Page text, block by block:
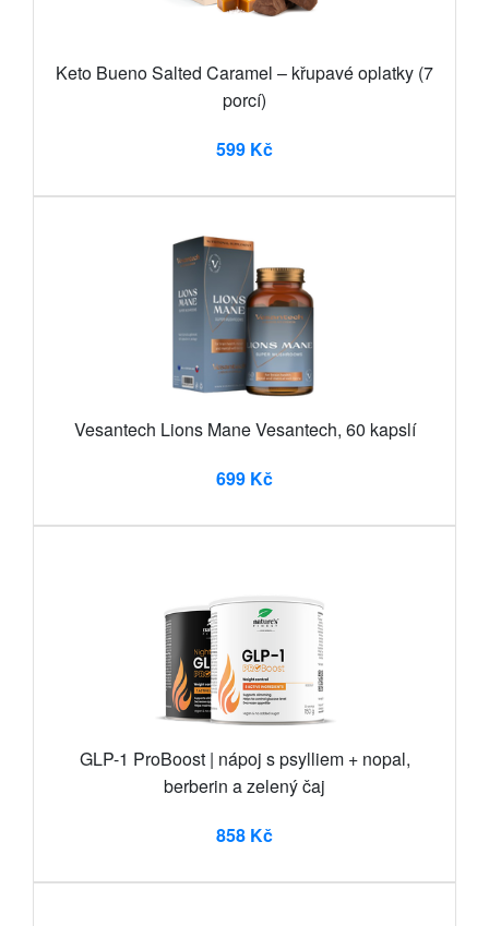
Keto Bueno Salted Caramel – křupavé oplatky (7
porcí)
599 Kč
Vesantech Lions Mane Vesantech, 60 kapslí
699 Kč
GLP-1 ProBoost | nápoj s psylliem + nopal,
berberin a zelený čaj
858 Kč